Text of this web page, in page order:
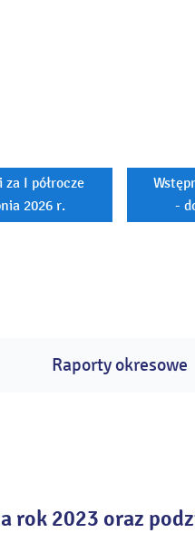
I półrocze
2026 r.
-
Raporty okresowe
2023 oraz